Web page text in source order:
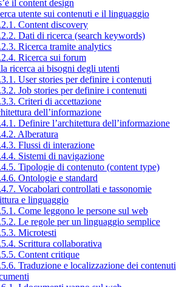
il content design
utente sui contenuti e il linguaggio
Content discovery
Dati di ricerca (search keywords)
Ricerca tramite analytics
Ricerca sui forum
ricerca ai bisogni degli utenti
User stories per definire i contenuti
Job stories per definire i contenuti
Criteri di accettazione
dell’informazione
Definire l’architettura dell’informazione
Alberatura
Flussi di interazione
Sistemi di navigazione
Tipologie di contenuto (content type)
Ontologie e standard
Vocabolari controllati e tassonomie
e linguaggio
Come leggono le persone sul web
Le regole per un linguaggio semplice
Microtesti
Scrittura collaborativa
Content critique
Traduzione e localizzazione dei contenuti